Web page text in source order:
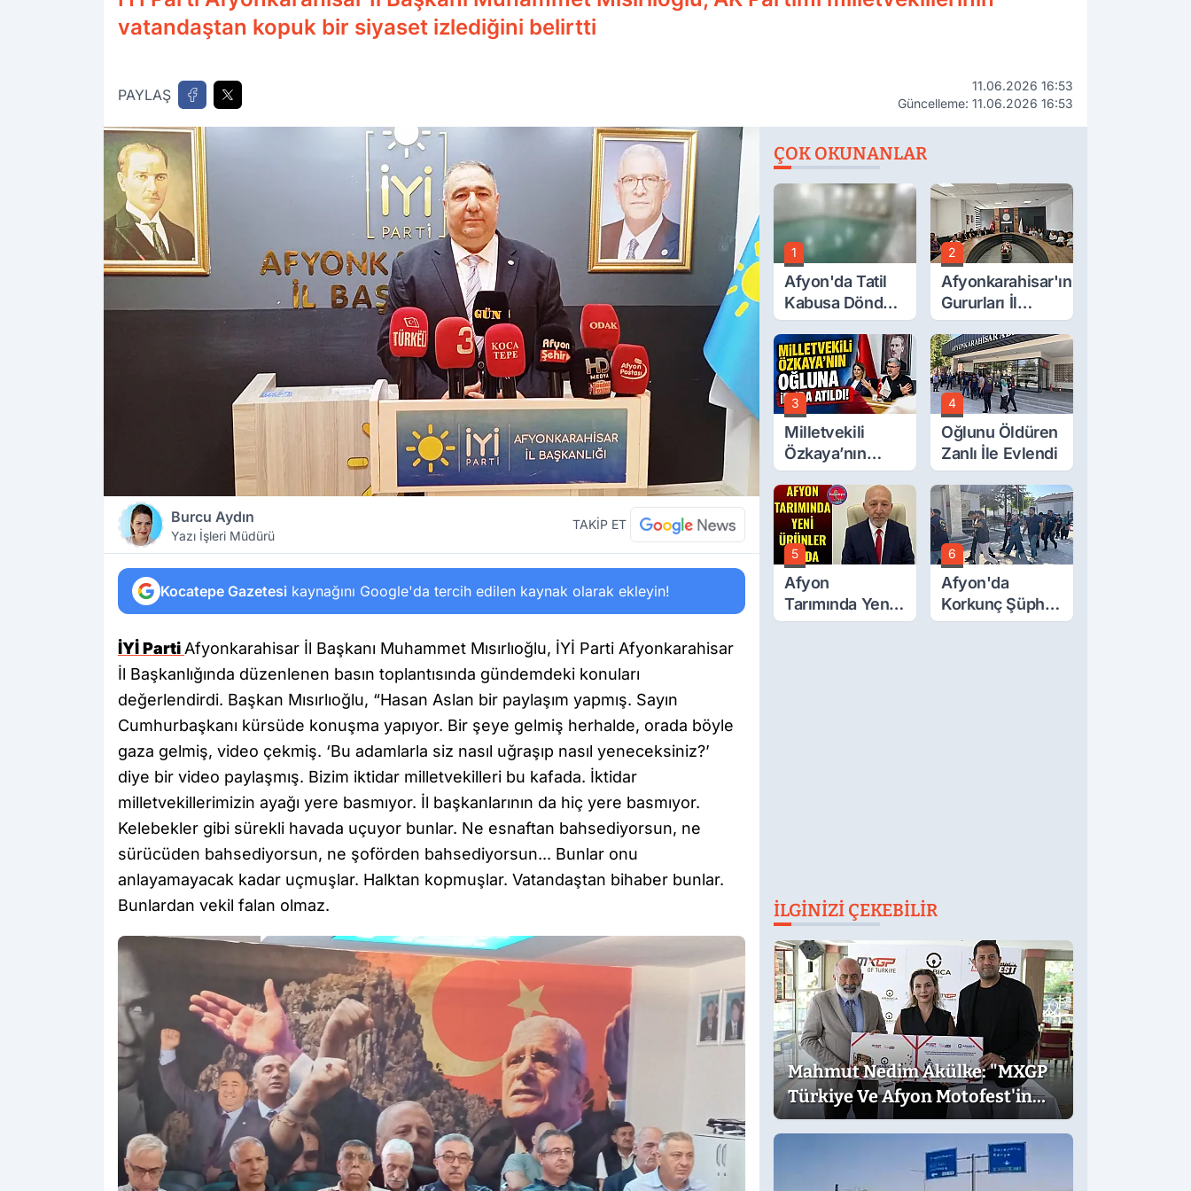
vatandaştan kopuk bir siyaset izlediğini belirtti
PAYLAŞ
11.06.2026 16:53
Güncelleme: 11.06.2026 16:53
Burcu Aydın
Yazı İşleri Müdürü
TAKİP ET
Kocatepe Gazetesi kaynağını Google'da tercih edilen kaynak olarak ekleyin!
İYİ Parti Afyonkarahisar İl Başkanı Muhammet Mısırlıoğlu, İYİ Parti Afyonkarahisar
İl Başkanlığında düzenlenen basın toplantısında gündemdeki konuları
değerlendirdi. Başkan Mısırlıoğlu, “Hasan Aslan bir paylaşım yapmış. Sayın
Cumhurbaşkanı kürsüde konuşma yapıyor. Bir şeye gelmiş herhalde, orada böyle
gaza gelmiş, video çekmiş. ‘Bu adamlarla siz nasıl uğraşıp nasıl yeneceksiniz?’
diye bir video paylaşmış. Bizim iktidar milletvekilleri bu kafada. İktidar
milletvekillerimizin ayağı yere basmıyor. İl başkanlarının da hiç yere basmıyor.
Kelebekler gibi sürekli havada uçuyor bunlar. Ne esnaftan bahsediyorsun, ne
sürücüden bahsediyorsun, ne şoförden bahsediyorsun... Bunlar onu
anlayamayacak kadar uçmuşlar. Halktan kopmuşlar. Vatandaştan bihaber bunlar.
Bunlardan vekil falan olmaz.
ÇOK OKUNANLAR
1
Afyon'da Tatil
Kabusa Döndü,
Acı Son!
2
Afyonkarahisar'ın
Gururları İl
Müdürüyle
Buluştu
3
Milletvekili
Özkaya’nın
Oğluna İftira
Atıldı
4
Oğlunu Öldüren
Zanlı İle Evlendi
5
Afyon
Tarımında Yeni
Ürünler Yolda
6
Afyon'da
Korkunç Şüphe!
Düştü Mü,
İLGINIZI ÇEKEBILIR
Mahmut Nedim Akülke: "MXGP
Türkiye Ve Afyon Motofest'in
Ülkemize Katkısı Çok Büyük"